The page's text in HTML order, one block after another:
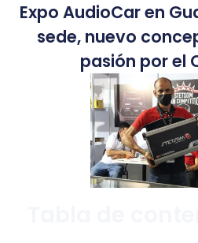
Expo AudioCar en
sede, nuevo
pasión por el